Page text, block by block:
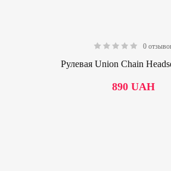
0
Рулевая Union Chain
890 UAH